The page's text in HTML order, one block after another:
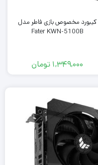
کیبورد مخصوص بازی فاطر مدل
Fater KWN-5100B
1,349,000 تومان